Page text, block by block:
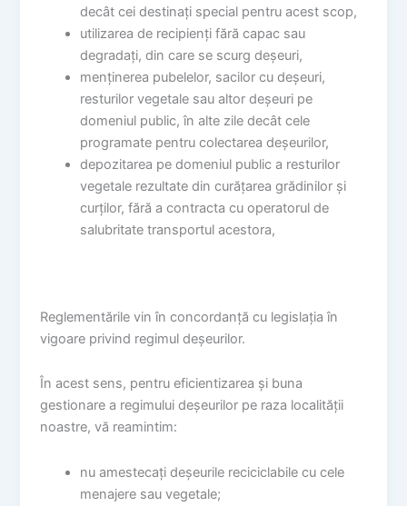
decât cei destinați special pentru acest scop,
utilizarea de recipienți fără capac sau
degradați, din care se scurg deșeuri,
menținerea pubelelor, sacilor cu deșeuri,
resturilor vegetale sau altor deșeuri pe
domeniul public, în alte zile decât cele
programate pentru colectarea deșeurilor,
depozitarea pe domeniul public a resturilor
vegetale rezultate din curățarea grădinilor și
curților, fără a contracta cu operatorul de
salubritate transportul acestora,
Reglementările vin în concordanță cu legislația în
vigoare privind regimul deșeurilor.
În acest sens, pentru eficientizarea și buna
gestionare a regimului deșeurilor pe raza localității
noastre, vă reamintim:
nu amestecați deșeurile reciciclabile cu cele
menajere sau vegetale;